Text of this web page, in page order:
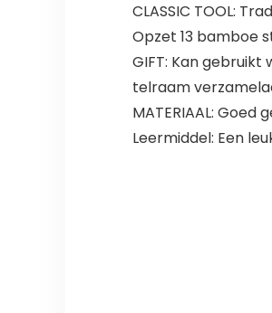
CLASSIC TOOL:
Opzet 13 bamboe
GIFT: Kan
telraam
MATERIAAL:
Leermiddel: Een